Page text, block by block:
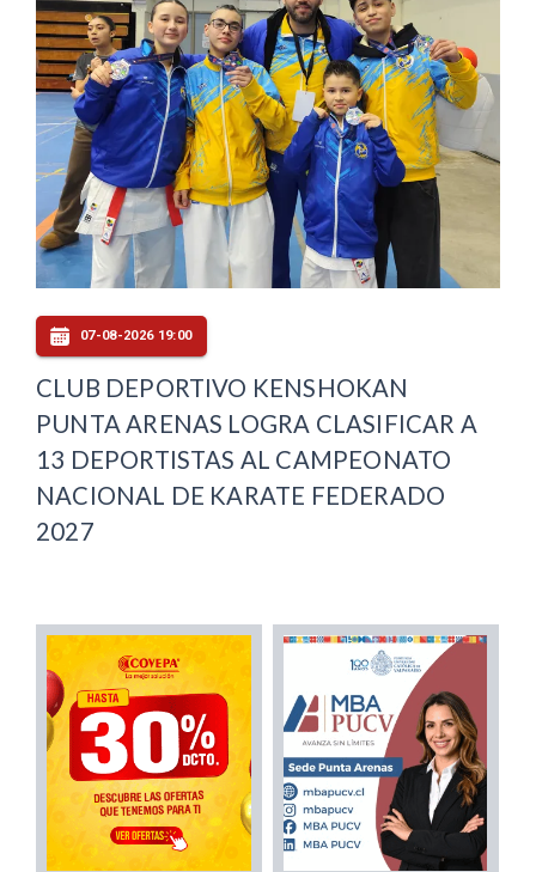
07-08-2026 19:00
CLUB DEPORTIVO KENSHOKAN
PUNTA ARENAS LOGRA CLASIFICAR A
13 DEPORTISTAS AL CAMPEONATO
NACIONAL DE KARATE FEDERADO
2027